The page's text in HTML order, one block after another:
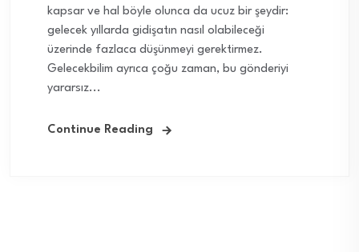
kapsar ve hal böyle olunca da ucuz bir şeydir:
gelecek yıllarda gidişatın nasıl olabileceği
üzerinde fazlaca düşünmeyi gerektirmez.
Gelecekbilim ayrıca çoğu zaman, bu gönderiyi
yararsız...
Continue Reading